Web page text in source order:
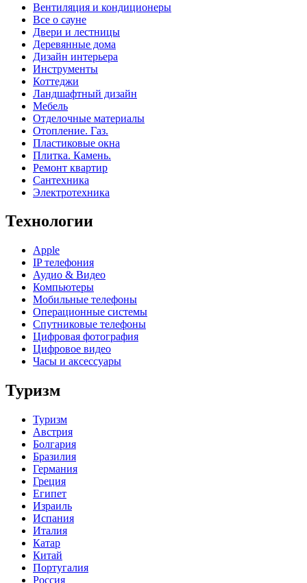
Вентиляция и кондиционеры
Все о сауне
Двери и лестницы
Деревянные дома
Дизайн интерьера
Инструменты
Коттеджи
Ландшафтный дизайн
Мебель
Отделочные материалы
Отопление. Газ.
Пластиковые окна
Плитка. Камень.
Ремонт квартир
Сантехника
Электротехника
Технологии
Apple
IP телефония
Аудио & Видео
Компьютеры
Мобильные телефоны
Операционные системы
Спутниковые телефоны
Цифровая фотография
Цифровое видео
Часы и аксессуары
Туризм
Туризм
Австрия
Болгария
Бразилия
Германия
Греция
Египет
Израиль
Испания
Италия
Катар
Китай
Португалия
Россия